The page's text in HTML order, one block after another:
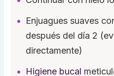
Enjuagues suaves
después del día 2
directamente)
Higiene bucal